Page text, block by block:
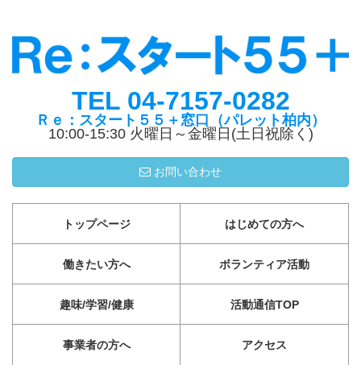
TEL 04-7157-0282
Ｒｅ：スタート５５＋窓口（パレット柏内）
10:00-15:30 火曜日～金曜日(土日祝除く)
お問い合わせ
トップページ はじめての方へ
働きたい方へ ボランティア活動
趣味/学習/健康 活動通信TOP
事業者の方へ アクセス